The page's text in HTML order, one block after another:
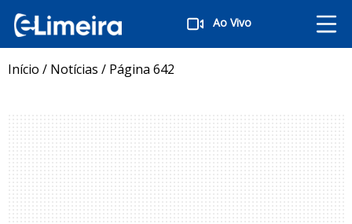
Ao Vivo
Início / Notícias / Página 642